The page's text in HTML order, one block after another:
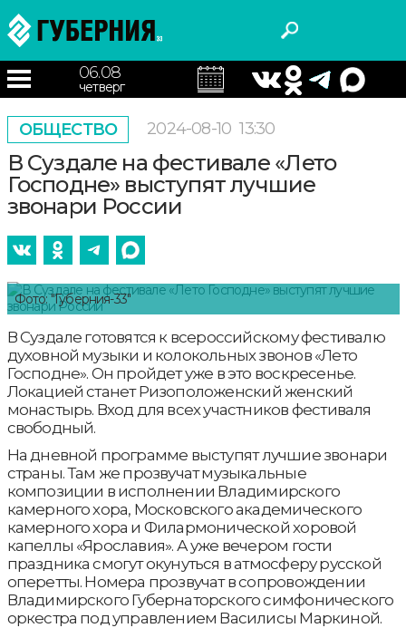
06.08
четверг
ОБЩЕСТВО 2024-08-10 13:30
В Суздале на фестивале «Лето
Господне» выступят лучшие
звонари России
Фото: "Губерния-33"
В Суздале готовятся к всероссийскому фестивалю
духовной музыки и колокольных звонов «Лето
Господне». Он пройдет уже в это воскресенье.
Локацией станет Ризоположенский женский
монастырь. Вход для всех участников фестиваля
свободный.
На дневной программе выступят лучшие звонари
страны. Там же прозвучат музыкальные
композиции в исполнении Владимирского
камерного хора, Московского академического
камерного хора и Филармонической хоровой
капеллы «Ярославия». А уже вечером гости
праздника смогут окунуться в атмосферу русской
оперетты. Номера прозвучат в сопровождении
Владимирского Губернаторского симфонического
оркестра под управлением Василисы Маркиной.